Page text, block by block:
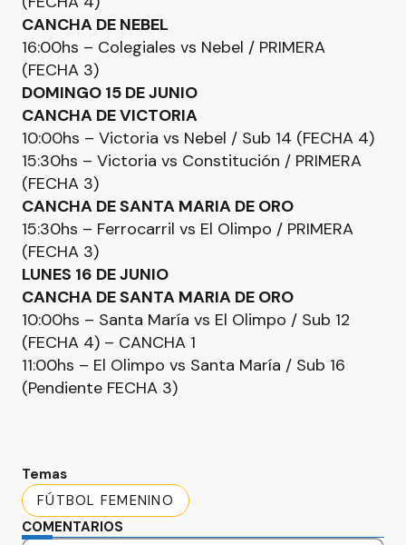
CANCHA DE NEBEL
16:00hs – Colegiales vs Nebel / PRIMERA
(FECHA 3)
DOMINGO 15 DE JUNIO
CANCHA DE VICTORIA
10:00hs – Victoria vs Nebel / Sub 14 (FECHA 4)
15:30hs – Victoria vs Constitución / PRIMERA
(FECHA 3)
CANCHA DE SANTA MARIA DE ORO
15:30hs – Ferrocarril vs El Olimpo / PRIMERA
(FECHA 3)
LUNES 16 DE JUNIO
CANCHA DE SANTA MARIA DE ORO
10:00hs – Santa María vs El Olimpo / Sub 12
(FECHA 4) – CANCHA 1
11:00hs – El Olimpo vs Santa María / Sub 16
(Pendiente FECHA 3)
Temas
FÚTBOL FEMENINO
COMENTARIOS